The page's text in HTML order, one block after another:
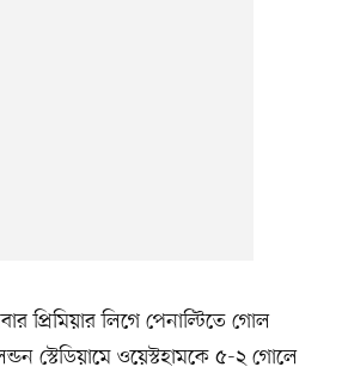
প্রিমিয়ার লিগে পেনাল্টিতে গোল
স্টেডিয়ামে ওয়েস্টহামকে ৫-২ গোলে